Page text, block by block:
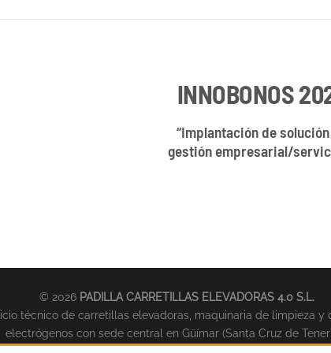
INNOBONOS
“Implantación de
gestión empresarial/
© 2026 PADILLA CARRETILLAS ELEVADORAS 4.0 S.L.
técnico de carretillas elevadoras, maquinaria de limpieza
electrógenos con sede central en Güímar (Santa Cruz de